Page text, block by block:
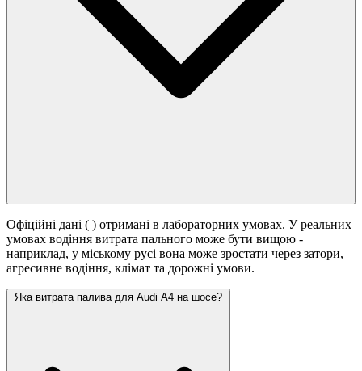
Офіційні дані ( ) отримані в лабораторних умовах. У реальних
умовах водіння витрата пального може бути вищою -
наприклад, у міському русі вона може зростати через затори,
агресивне водіння, клімат та дорожні умови.
Яка витрата палива для Audi A4 на шосе?